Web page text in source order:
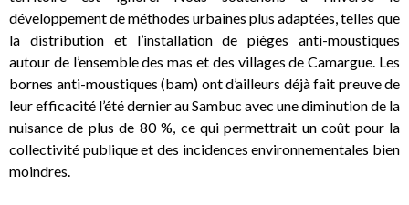
développement de méthodes urbaines plus adaptées, telles que
la distribution et l’installation de pièges anti-moustiques
autour de l’ensemble des mas et des villages de Camargue. Les
bornes anti-moustiques (bam) ont d’ailleurs déjà fait preuve de
leur efficacité l’été dernier au Sambuc avec une diminution de la
nuisance de plus de 80 %, ce qui permettrait un coût pour la
collectivité publique et des incidences environnementales bien
moindres.